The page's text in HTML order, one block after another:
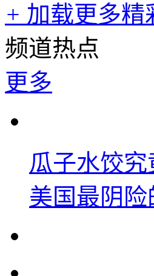
+ 加载更多精
频道热点
更多
瓜子水饺
美国最阴险